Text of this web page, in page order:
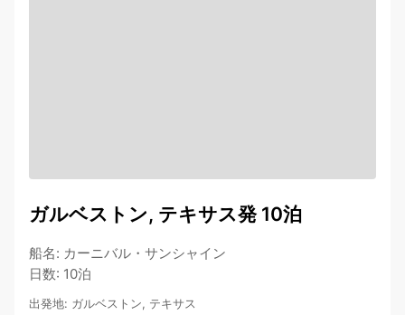
ガルベストン, テキサス発 10泊
船名: カーニバル・サンシャイン
日数: 10泊
出発地: ガルベストン, テキサス